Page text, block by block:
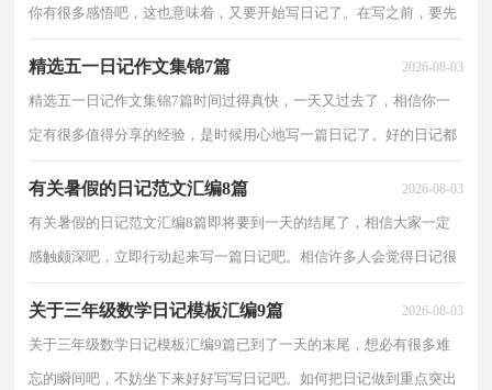
你有很多感悟吧，这也意味着，又要开始写日记了。在写之前，要先
精选五一日记作文集锦7篇 2026-08-03
精选五一日记作文集锦7篇时间过得真快，一天又过去了，相信你一
定有很多值得分享的经验，是时候用心地写一篇日记了。好的日记都
有关暑假的日记范文汇编8篇 2026-08-03
有关暑假的日记范文汇编8篇即将要到一天的结尾了，相信大家一定
感触颇深吧，立即行动起来写一篇日记吧。相信许多人会觉得日记很
关于三年级数学日记模板汇编9篇 2026-08-03
关于三年级数学日记模板汇编9篇已到了一天的末尾，想必有很多难
忘的瞬间吧，不妨坐下来好好写写日记吧。如何把日记做到重点突出